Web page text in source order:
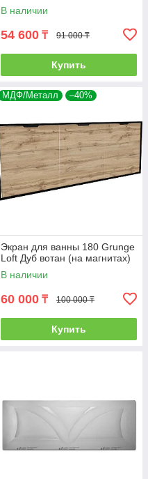
В наличии
54 600 ₸ 91 000 ₸
Купить
МДФ/Металл –40%
Экран для ванны 180 Grunge
Loft Дуб вотан (на магнитах)
В наличии
60 000 ₸ 100 000 ₸
Купить